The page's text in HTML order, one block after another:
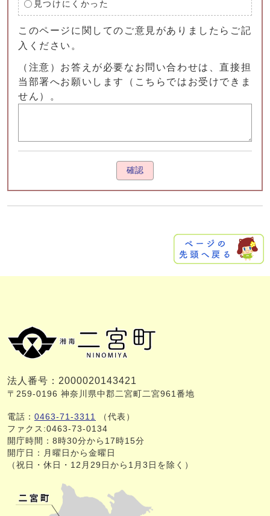
見つけにくかった
このページに関してのご意見がありましたらご記
入ください。
（注意）お答えが必要なお問い合わせは、直接担
当部署へお願いします（こちらではお受けできま
せん）。
確認
法人番号：2000020143421
〒259-0196 神奈川県中郡二宮町二宮961番地
電話： 0463-71-3311
（代表）
ファクス:0463-73-0134
開庁時間：8時30分から17時15分
開庁日：月曜日から金曜日
（祝日・休日・12月29日から1月3日を除く）